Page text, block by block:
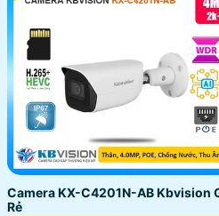
Camera KX-C4201N-AB Kbvision
Rẻ